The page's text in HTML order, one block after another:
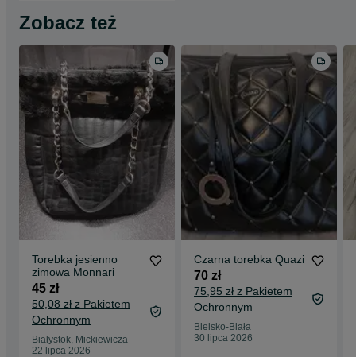
Zobacz też
Torebka jesienno
zimowa Monnari
45 zł
50,08 zł z Pakietem
Ochronnym
Białystok, Mickiewicza
22 lipca 2026
Czarna torebka Quazi
70 zł
75,95 zł z Pakietem
Ochronnym
Bielsko-Biała
30 lipca 2026